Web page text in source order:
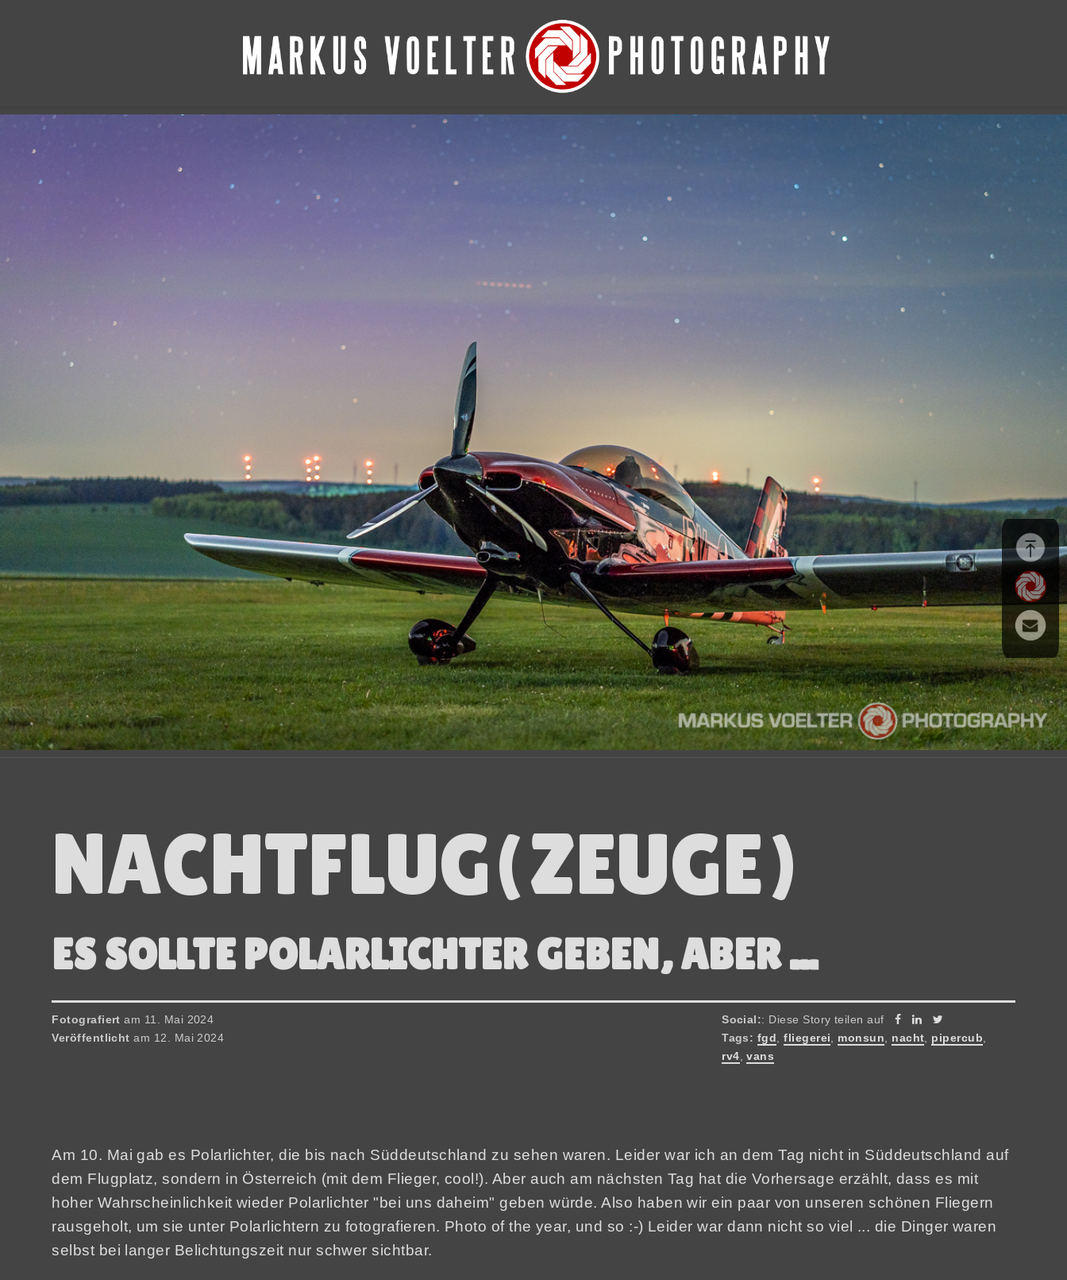
NACHTFLUG(ZEUGE)
ES SOLLTE POLARLICHTER GEBEN, ABER ...
Fotografiert am 11. Mai 2024
Veröffentlicht am 12. Mai 2024
Social:: Diese Story teilen auf
Tags: fgd ,fliegerei monsun nacht pipercub
rv4 ,vans
Am 10. Mai gab es Polarlichter, die bis nach Süddeutschland zu sehen waren. Leider war ich an dem Tag nicht in Süddeutschland auf
dem Flugplatz, sondern in Österreich (mit dem Flieger, cool!). Aber auch am nächsten Tag hat die Vorhersage erzählt, dass es mit
hoher Wahrscheinlichkeit wieder Polarlichter "bei uns daheim" geben würde. Also haben wir ein paar von unseren schönen Fliegern
rausgeholt, um sie unter Polarlichtern zu fotografieren. Photo of the year, und so :-) Leider war dann nicht so viel ... die Dinger waren
selbst bei langer Belichtungszeit nur schwer sichtbar.